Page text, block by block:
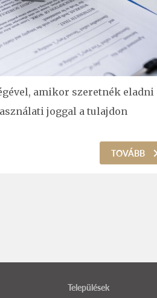
amikor szeretnék eladni
joggal a tulajdon
TOVÁBB
Települések